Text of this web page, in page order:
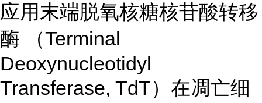
应用末端脱氧核糖核苷酸转移
酶 （Terminal
Deoxynucleotidyl
Transferase, TdT）在凋亡细